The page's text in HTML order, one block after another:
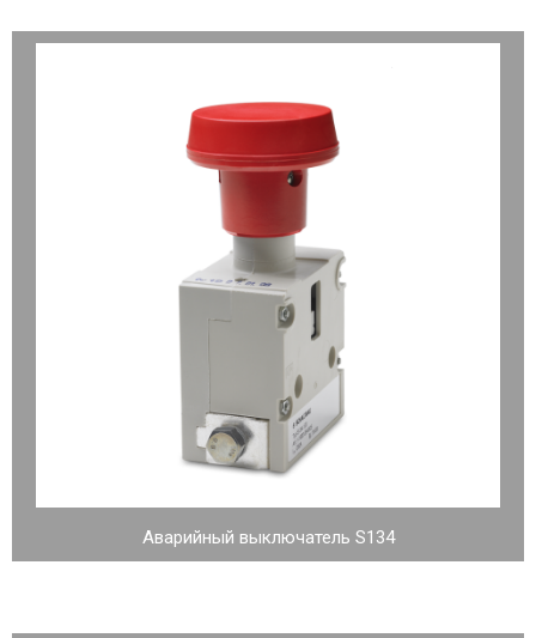
Аварийный выключатель S134